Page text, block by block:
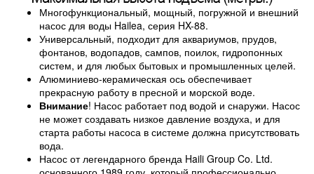
Многофункциональный, мощный, погружной и внешний
насос для воды Hailea, серия HX-88.
Универсальный, подходит для аквариумов, прудов,
фонтанов, водопадов, сампов, поилок, гидропонных
систем, и для любых бытовых и промышленных целей.
Алюминиево-керамическая ось обеспечивает
прекрасную работу в пресной и морской воде.
Внимание! Насос работает под водой и снаружи. Насос
не может создавать низкое давление воздуха, и для
старта работы насоса в системе должна присутствовать
вода.
Насос от легендарного бренда Haili Group Co. Ltd.